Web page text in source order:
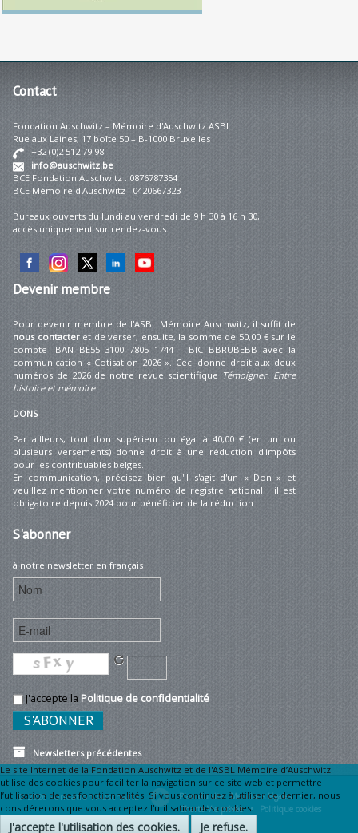
Contact
Fondation Auschwitz – Mémoire d'Auschwitz ASBL
Rue aux Laines, 17 boîte 50 – B-1000 Bruxelles
+32 (0)2 512 79 98
info@auschwitz.be
BCE Fondation Auschwitz : 0876787354
BCE Mémoire d'Auschwitz : 0420667323
Bureaux ouverts du lundi au vendredi de 9 h 30 à 16 h 30,
accès uniquement sur rendez-vous.
Devenirmembre
Pour devenir membre de l'ASBL Mémoire Auschwitz, il suffit de
nous contacteret de verser, ensuite, la somme de 50,00 € sur le
compte IBAN BE55 3100 7805 1744 – BIC BBRUBEBB avec la
communication « Cotisation 2026 ». Ceci donne droit aux deux
numéros de 2026 de notre revue scientifique Témoigner. Entre
histoire et mémoire.
DONS
Par ailleurs, tout don supérieur ou égal à 40,00 € (en un ou
plusieurs versements) donne droit à une réduction d'impôts
pour les contribuables belges.
En communication, précisez bien qu'il s'agit d'un « Don » et
veuillez mentionner votre numéro de registre national ; il est
obligatoire depuis 2024 pour bénéficier de la réduction.
S'abonner
à notre newsletter en français
J'accepte la Politique de confidentialité
Newsletters précédentes
Plan du site Mentions légales •
Charte Vie privée •
Politique cookies
© 2026 Fondation Auschwitz
Le site Internet de la Fondation Auschwitz et de l'ASBL Mémoire d’Auschwitz
utilise des cookies pour faciliter la navigation sur ce site web et permettre
l’utilisation de ses fonctionnalités. Si vous continuez à utiliser ce dernier, nous
considérerons que vous acceptez l'utilisation des cookies.
J'accepte l'utilisation des cookies. Je refuse.